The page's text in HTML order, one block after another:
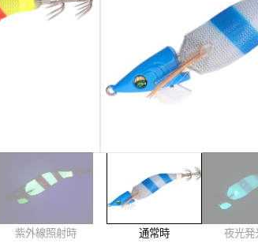
紫外線照射時 通常時 夜光発